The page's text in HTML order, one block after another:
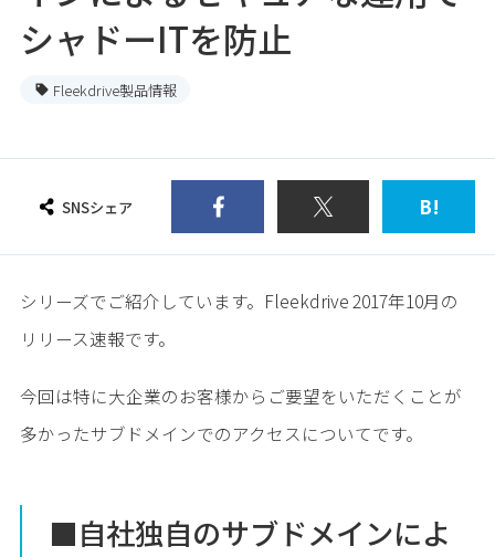
シャドーITを防止
Fleekdrive製品情報
SNSシェア B!
シリーズでご紹介しています。Fleekdrive 2017年10月の
リリース速報です。
今回は特に大企業のお客様からご要望をいただくことが
多かったサブドメインでのアクセスについてです。
■自社独自のサブドメインによ